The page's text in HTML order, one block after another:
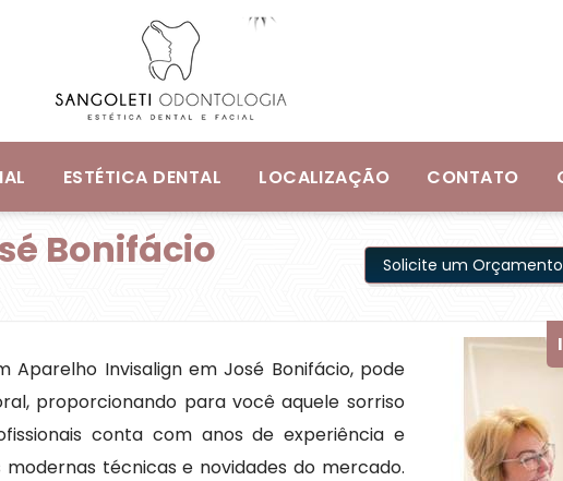
ESTÉTICA DENTAL LOCALIZAÇÃO CONTATO
Bonifácio Solicite um Orçamento
Invisalign em José Bonifácio, pode
proporcionando para você aquele sorriso
conta com anos de experiência e
técnicas e novidades do mercado.